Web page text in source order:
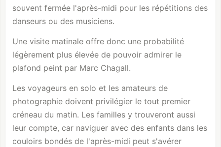
souvent fermée l'après-midi pour les répétitions des
danseurs ou des musiciens.
Une visite matinale offre donc une probabilité
légèrement plus élevée de pouvoir admirer le
plafond peint par Marc Chagall.
Les voyageurs en solo et les amateurs de
photographie doivent privilégier le tout premier
créneau du matin. Les familles y trouveront aussi
leur compte, car naviguer avec des enfants dans les
couloirs bondés de l'après-midi peut s'avérer